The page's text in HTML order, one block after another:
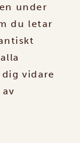
under
du letar
vidare